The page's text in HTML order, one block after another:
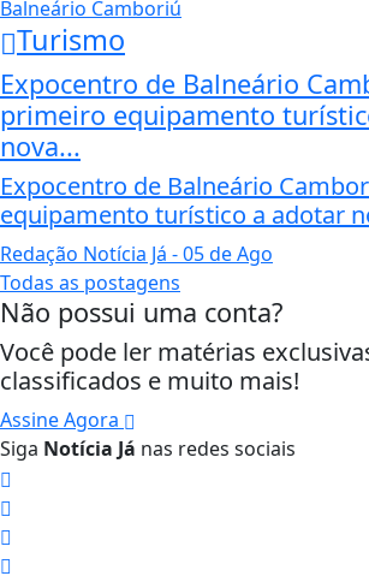
Turismo
Expocentro de Balneário
primeiro equipamento
nova...
Expocentro de Balneário
equipamento turístico a adotar
Redação Notícia Já - 05 de Ago
Todas as postagens
Não possui uma conta?
Você pode ler matérias
classificados e muito mais!
Assine Agora
Siga Notícia Já nas redes sociais